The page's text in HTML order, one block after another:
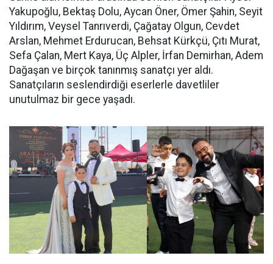
Yakupoğlu, Bektaş Dolu, Aycan Öner, Ömer Şahin, Seyit
Yıldırım, Veysel Tanrıverdi, Çağatay Olgun, Cevdet
Arslan, Mehmet Erdurucan, Behsat Kürkçü, Çıtı Murat,
Sefa Çalan, Mert Kaya, Üç Alpler, İrfan Demirhan, Adem
Dağaşan ve birçok tanınmış sanatçı yer aldı.
Sanatçıların seslendirdiği eserlerle davetliler
unutulmaz bir gece yaşadı.